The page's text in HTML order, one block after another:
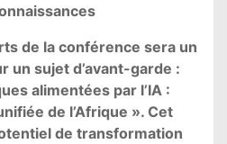
de la conférence sera un
un sujet d’avant-garde :
alimentées par l’IA :
de l’Afrique ». Cet
de transformation